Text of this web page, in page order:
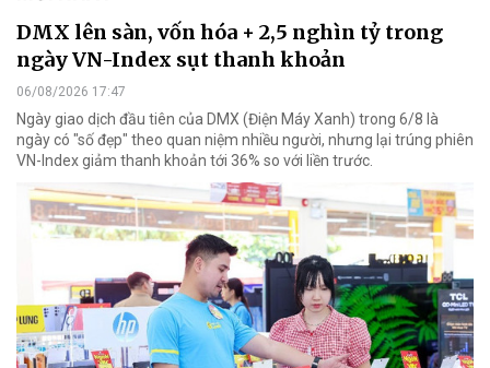
DMX lên sàn, vốn hóa + 2,5 nghìn tỷ trong
ngày VN-Index sụt thanh khoản
06/08/2026 17:47
Ngày giao dịch đầu tiên của DMX (Điện Máy Xanh) trong 6/8 là
ngày có "số đẹp" theo quan niệm nhiều người, nhưng lại trúng phiên
VN-Index giảm thanh khoản tới 36% so với liền trước.